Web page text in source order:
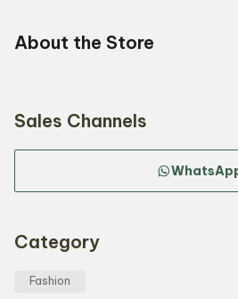
About the Store
Sales Channels
Category
Fashion